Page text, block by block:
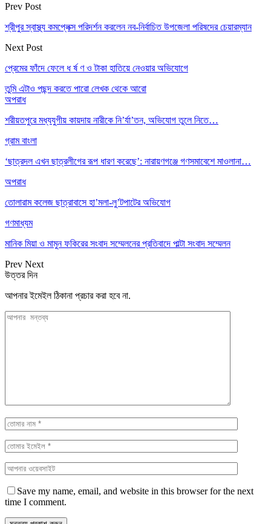
Prev Post
শ্রীপুর স্বাস্থ্য কমপ্লেক্স পরিদর্শন করলেন নব-নির্বাচিত উপজেলা পরিষদের চেয়ারম্যান
Next Post
প্রেমের ফাঁদে ফেলে ধ র্ষ ণ ও টাকা হাতিয়ে নেওয়ার অভিযোগে
তুমি এটাও পছন্দ করতে পারো লেখক থেকে আরো
অপরাধ
শরীয়তপুরে মধ্যযুগীয় কায়দায় নারীকে নি’র্যা’তন, অভিযোগ তুলে নিতে…
গ্রাম বাংলা
‘ছাত্রদল এখন ছাত্রলীগের রূপ ধারণ করেছে’: নারায়ণগঞ্জে গণসমাবেশে মাওলানা…
অপরাধ
তোলারাম কলেজ ছাত্রাবাসে হা’মলা-লু’টপাটের অভিযোগ
গণমাধ্যম
মানিক মিয়া ও মামুন ফকিরের সংবাদ সম্মেলনের প্রতিবাদে পাল্টা সংবাদ সম্মেলন
Prev Next
উত্তর দিন
আপনার ইমেইল ঠিকানা প্রচার করা হবে না.
Save my name, email, and website in this browser for the next
time I comment.